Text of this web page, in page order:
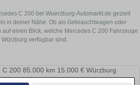
C 200 bei Wuerzburg-Automarkt.de gezielt
in deiner Nähe. Ob als Gebrauchtwagen oder
einen Blick, welche Mercedes C 200 Fahrzeuge
Würzburg verfügbar sind.